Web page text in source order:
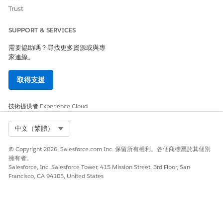
Trust
SUPPORT & SERVICES
需要協助嗎？尋找更多資源或與專
家連線。
取得支援
技術提供者 Experience Cloud
中文（繁體）
© Copyright 2026, Salesforce.com Inc. 保留所有權利。各個商標屬於其個別
擁有者。
Salesforce, Inc. Salesforce Tower, 415 Mission Street, 3rd Floor, San
Francisco, CA 94105, United States